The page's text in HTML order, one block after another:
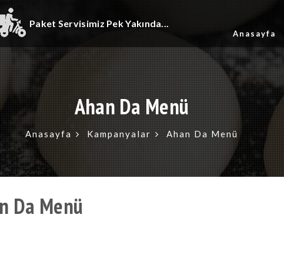
Paket Servisimiz Pek Yakında...
Anasayfa
Ahan Da Menü
Anasayfa Kampanyalar Ahan Da Menü
Da Menü